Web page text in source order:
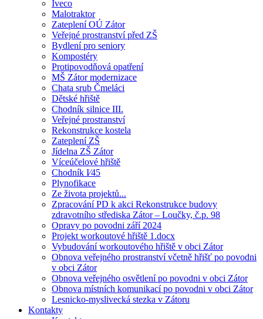
Iveco
Malotraktor
Zateplení OÚ Zátor
Veřejné prostranství před ZŠ
Bydlení pro seniory
Kompostéry
Protipovodňová opatření
MŠ Zátor modernizace
Chata srub Čmeláci
Dětské hřiště
Chodník silnice III.
Veřejné prostranství
Rekonstrukce kostela
Zateplení ZŠ
Jídelna ZŠ Zátor
Víceúčelové hřiště
Chodník I⁄45
Plynofikace
Ze života projektů...
Zpracování PD k akci Rekonstrukce budovy
zdravotního střediska Zátor – Loučky, č.p. 98
Opravy po povodni září 2024
Projekt workoutové hřiště 1.docx
Vybudování workoutového hřiště v obci Zátor
Obnova veřejného prostranství včetně hřišť po povodni
v obci Zátor
Obnova veřejného osvětlení po povodni v obci Zátor
Obnova místních komunikací po povodni v obci Zátor
Lesnicko-myslivecká stezka v Zátoru
Kontakty